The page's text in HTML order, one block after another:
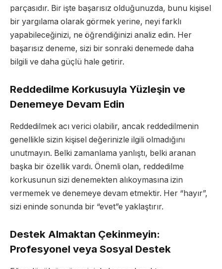
parçasıdır. Bir işte başarısız olduğunuzda, bunu kişisel
bir yargılama olarak görmek yerine, neyi farklı
yapabileceğinizi, ne öğrendiğinizi analiz edin. Her
başarısız deneme, sizi bir sonraki denemede daha
bilgili ve daha güçlü hale getirir.
Reddedilme Korkusuyla Yüzleşin ve
Denemeye Devam Edin
Reddedilmek acı verici olabilir, ancak reddedilmenin
genellikle sizin kişisel değerinizle ilgili olmadığını
unutmayın. Belki zamanlama yanlıştı, belki aranan
başka bir özellik vardı. Önemli olan, reddedilme
korkusunun sizi denemekten alıkoymasına izin
vermemek ve denemeye devam etmektir. Her “hayır”,
sizi eninde sonunda bir “evet”e yaklaştırır.
Destek Almaktan Çekinmeyin:
Profesyonel veya Sosyal Destek